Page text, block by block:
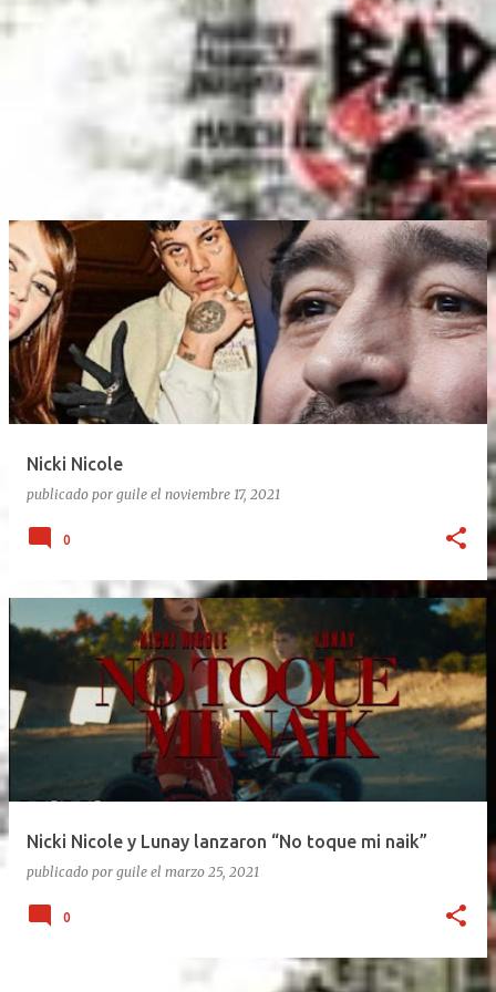
Nicki Nicole
publicado por guile el noviembre 17, 2021
0
Nicki Nicole y Lunay lanzaron “No toque mi naik”
publicado por guile el marzo 25, 2021
0